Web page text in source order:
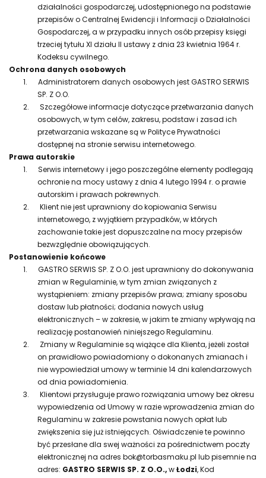
działalności gospodarczej, udostępnionego na podstawie
przepisów o Centralnej Ewidencji i Informacji o Działalności
Gospodarczej, a w przypadku innych osób przepisy księgi
trzeciej tytułu XI działu II ustawy z dnia 23 kwietnia 1964 r.
Kodeksu cywilnego.
Ochrona danych osobowych
1.
Administratorem danych osobowych jest GASTRO SERWIS
SP. Z O.O.
2.
Szczegółowe informacje dotyczące przetwarzania danych
osobowych, w tym celów, zakresu, podstaw i zasad ich
przetwarzania wskazane są w Polityce Prywatności
dostępnej na stronie serwisu internetowego.
Prawa autorskie
1.
Serwis internetowy i jego poszczególne elementy podlegają
ochronie na mocy ustawy z dnia 4 lutego 1994 r. o prawie
autorskim i prawach pokrewnych.
2.
Klient nie jest uprawniony do kopiowania Serwisu
internetowego, z wyjątkiem przypadków, w których
zachowanie takie jest dopuszczalne na mocy przepisów
bezwzględnie obowiązujących.
Postanowienie końcowe
1.
GASTRO SERWIS SP. Z O.O. jest uprawniony do dokonywania
zmian w Regulaminie, w tym zmian związanych z
wystąpieniem: zmiany przepisów prawa; zmiany sposobu
dostaw lub płatności; dodania nowych usług
elektronicznych – w zakresie, w jakim te zmiany wpływają na
realizację postanowień niniejszego Regulaminu.
2.
Zmiany w Regulaminie są wiążące dla Klienta, jeżeli został
on prawidłowo powiadomiony o dokonanych zmianach i
nie wypowiedział umowy w terminie 14 dni kalendarzowych
od dnia powiadomienia.
3.
Klientowi przysługuje prawo rozwiązania umowy bez okresu
wypowiedzenia od Umowy w razie wprowadzenia zmian do
Regulaminu w zakresie powstania nowych opłat lub
zwiększenia się już istniejących. Oświadczenie te powinno
być przesłane dla swej ważności za pośrednictwem poczty
elektronicznej na adres bok@torbasmaku.pl lub pisemnie na
adres: GASTRO SERWIS SP. Z O.O.,wŁodzi, Kod